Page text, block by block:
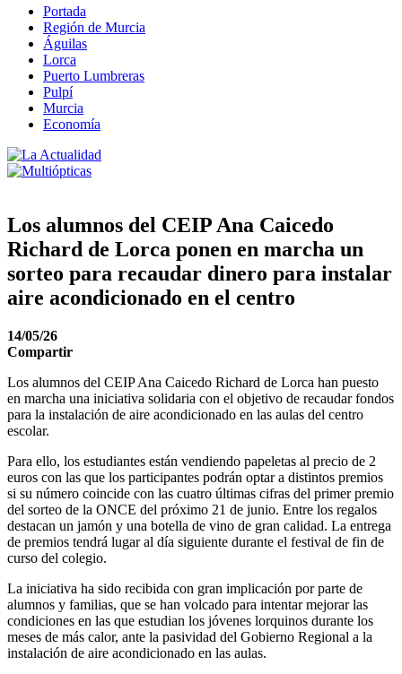
Portada
Región de Murcia
Águilas
Lorca
Puerto Lumbreras
Pulpí
Murcia
Economía
Los alumnos del CEIP Ana Caicedo
Richard de Lorca ponen en marcha un
sorteo para recaudar dinero para instalar
aire acondicionado en el centro
14/05/26
Compartir
Los alumnos del CEIP Ana Caicedo Richard de Lorca han puesto
en marcha una iniciativa solidaria con el objetivo de recaudar fondos
para la instalación de aire acondicionado en las aulas del centro
escolar.
Para ello, los estudiantes están vendiendo papeletas al precio de 2
euros con las que los participantes podrán optar a distintos premios
si su número coincide con las cuatro últimas cifras del primer premio
del sorteo de la ONCE del próximo 21 de junio. Entre los regalos
destacan un jamón y una botella de vino de gran calidad. La entrega
de premios tendrá lugar al día siguiente durante el festival de fin de
curso del colegio.
La iniciativa ha sido recibida con gran implicación por parte de
alumnos y familias, que se han volcado para intentar mejorar las
condiciones en las que estudian los jóvenes lorquinos durante los
meses de más calor, ante la pasividad del Gobierno Regional a la
instalación de aire acondicionado en las aulas.